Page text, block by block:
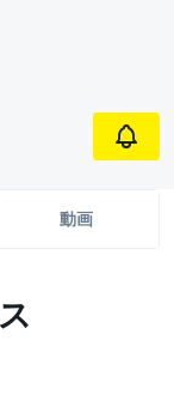
動画